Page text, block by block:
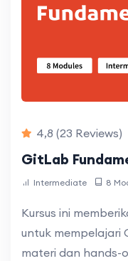
4,8 (23 Reviews)
GitLab
Intermediate 8
Kursus ini
untuk mempelajari
materi dan hands-